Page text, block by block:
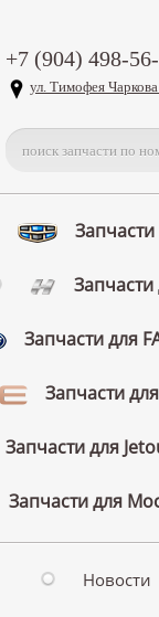
+7 (904) 498-
ул. Тимофея
Запчасти для
Запчасти
Запчасти для
Запчасти для
Новости